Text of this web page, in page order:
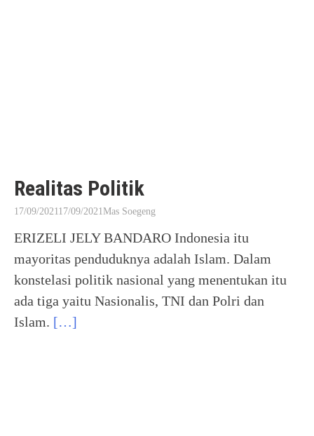
Realitas Politik
17/09/202117/09/2021Mas Soegeng
ERIZELI JELY BANDARO Indonesia itu
mayoritas penduduknya adalah Islam. Dalam
konstelasi politik nasional yang menentukan itu
ada tiga yaitu Nasionalis, TNI dan Polri dan
Islam. […]